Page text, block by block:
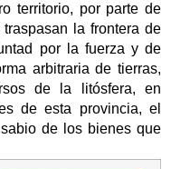
territorio, por parte de
la frontera de
por la fuerza y de
arbitraria de tierras,
de la litósfera, en
de esta provincia, el
de los bienes que